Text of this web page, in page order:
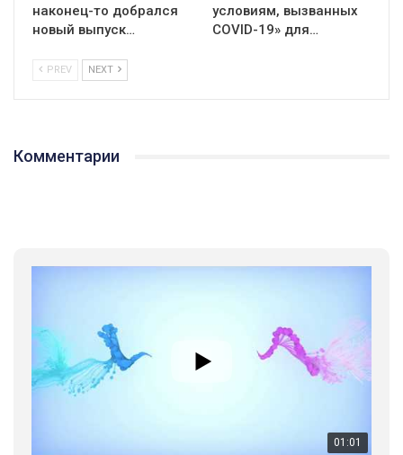
наконец-то добрался
новый выпуск…
условиям, вызванных
СOVID-19» для…
PREV NEXT
Комментарии
01:01